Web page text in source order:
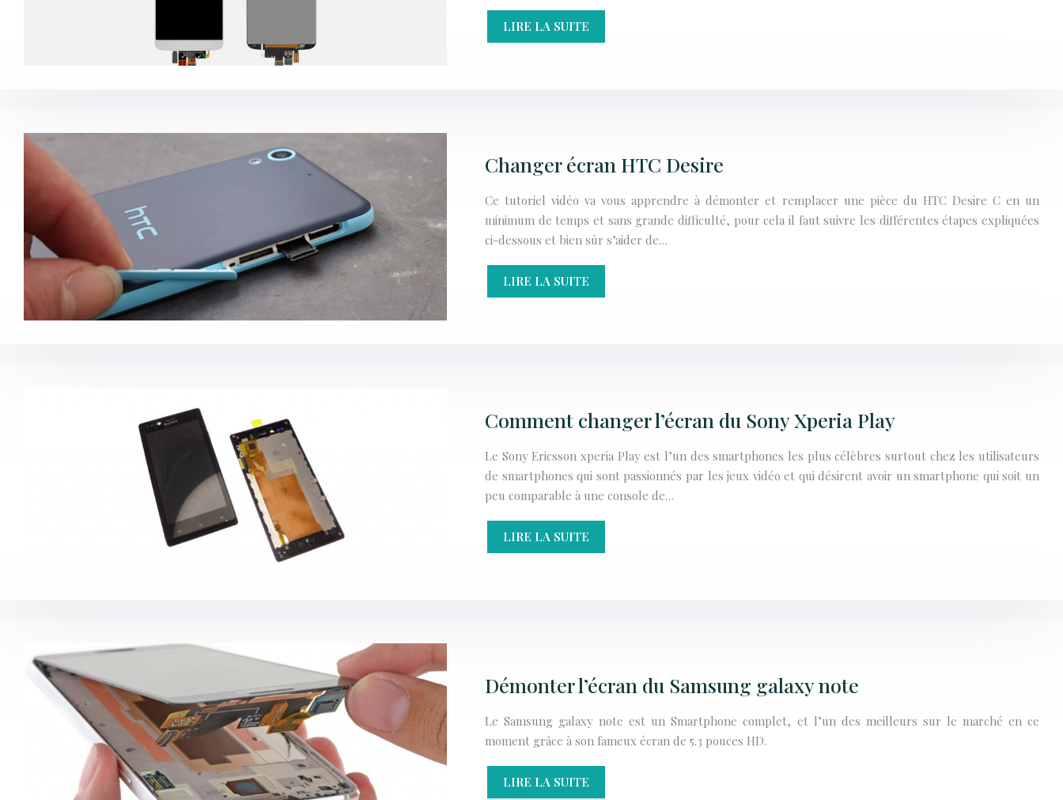
LIRE LA SUITE
Changer écran HTC Desire
Ce tutoriel vidéo va vous apprendre à démonter et remplacer une pièce du HTC Desire C en un
minimum de temps et sans grande difficulté, pour cela il faut suivre les différentes étapes expliquées
ci-dessous et bien sûr s’aider de…
LIRE LA SUITE
Comment changer l’écran du Sony Xperia Play
Le Sony Ericsson xperia Play est l’un des smartphones les plus célèbres surtout chez les utilisateurs
de smartphones qui sont passionnés par les jeux vidéo et qui désirent avoir un smartphone qui soit un
peu comparable à une console de…
LIRE LA SUITE
Démonter l’écran du Samsung galaxy note
Le Samsung galaxy note est un Smartphone complet, et l’un des meilleurs sur le marché en ce
moment grâce à son fameux écran de 5.3 pouces HD.
LIRE LA SUITE